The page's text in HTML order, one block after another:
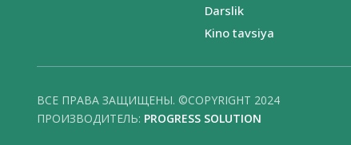
Darslik
Kino tavsiya
ВСЕ ПРАВА ЗАЩИЩЕНЫ. ©COPYRIGHT 2024
ПРОИЗВОДИТЕЛЬ: PROGRESS SOLUTION